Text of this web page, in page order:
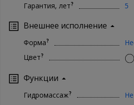
Гарантия, лет? 5
Внешнее исполнение
Форма?
Цвет?
Функции
Гидромассаж?